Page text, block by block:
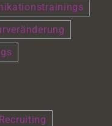
Recruiting